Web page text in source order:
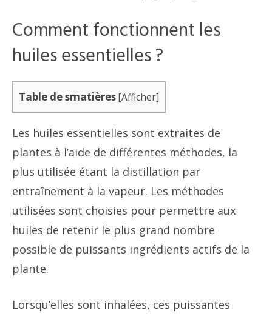
Comment fonctionnent les
huiles essentielles ?
Table de smatières[Afficher]
Les huiles essentielles sont extraites de
plantes à l’aide de différentes méthodes, la
plus utilisée étant la distillation par
entraînement à la vapeur. Les méthodes
utilisées sont choisies pour permettre aux
huiles de retenir le plus grand nombre
possible de puissants ingrédients actifs de la
plante.
Lorsqu’elles sont inhalées, ces puissantes